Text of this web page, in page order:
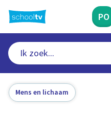
naar
hoofdinhoud
PO
Mens en lichaam